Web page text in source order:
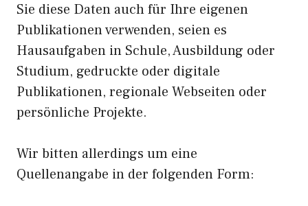
Sie diese Daten auch für Ihre eigenen
Publikationen verwenden, seien es
Hausaufgaben in Schule, Ausbildung oder
Studium, gedruckte oder digitale
Publikationen, regionale Webseiten oder
persönliche Projekte.
Wir bitten allerdings um eine
Quellenangabe in der folgenden Form: